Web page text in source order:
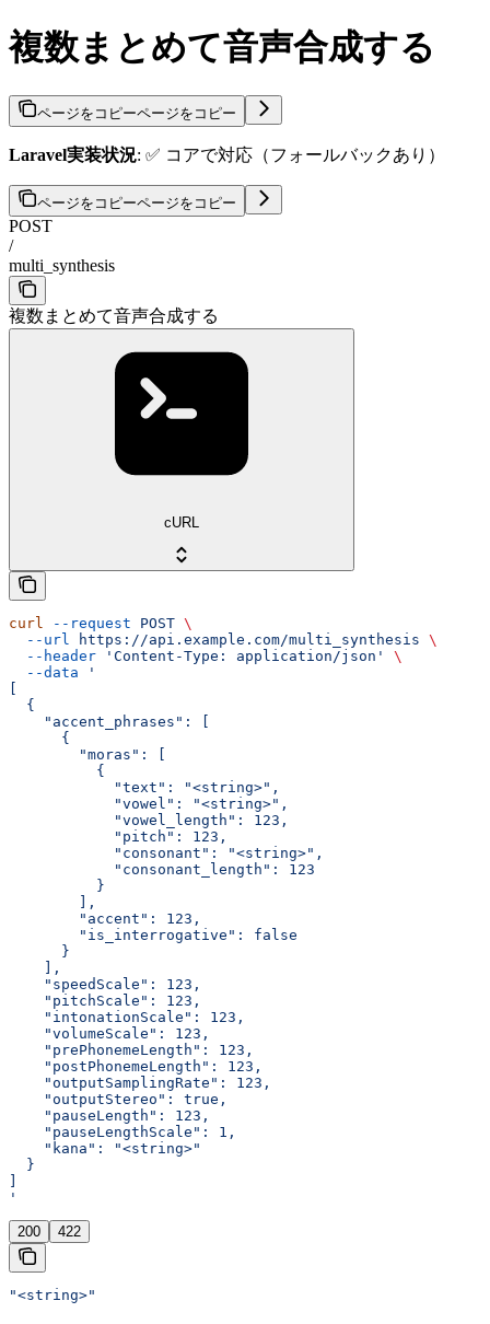
複数まとめて音声合成する
ページをコピーページをコピー
Laravel実装状況: ✅ コアで対応（フォールバックあり）
ページをコピーページをコピー
POST
/
multi_synthesis
複数まとめて音声合成する
cURL
curl --request POST \
  --url
https://api.example.com/multi_synthesis \
  --header
'Content-Type: application/json'
\
  --data
'
  {
    "accent_phrases": [
      {
        "moras": [
          {
            "text": "<string>",
            "vowel": "<string>",
            "vowel_length": 123,
            "pitch": 123,
            "consonant": "<string>",
            "consonant_length": 123
          }
        ],
        "accent": 123,
        "is_interrogative": false
      }
    ],
    "speedScale": 123,
    "pitchScale": 123,
    "intonationScale": 123,
    "volumeScale": 123,
    "prePhonemeLength": 123,
    "postPhonemeLength": 123,
    "outputSamplingRate": 123,
    "outputStereo": true,
    "pauseLength": 123,
    "pauseLengthScale": 1,
    "kana": "<string>"
  }
'
200 422
"<string>"